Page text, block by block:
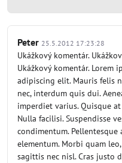
Peter 25.5.2012 17:23:28
Ukážkový komentár.
Ukážkový komentár. Lorem
adipiscing elit. Mauris felis
nec, interdum quis dui.
imperdiet varius. Quisque
Nulla facilisi. Suspendisse
condimentum.
elementum. Morbi quam
sagittis nec nisl. Cras justo